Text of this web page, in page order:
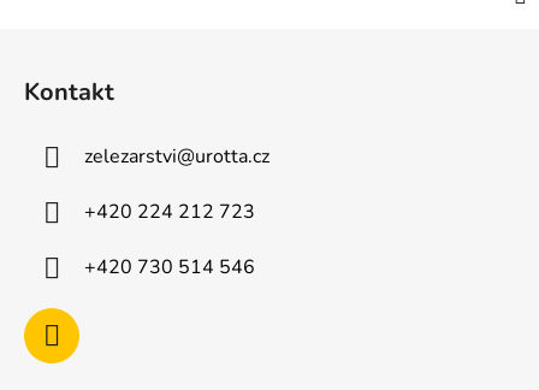
Kontakt
zelezarstvi@urotta.cz
+420 224 212 723
+420 730 514 546